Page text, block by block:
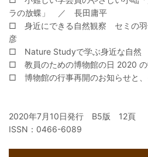
ラの放蝶」 ／ 長田庸平
□ 身近にできる自然観察 セミの
彦
□ Nature Studyで学ぶ身近な自
□ 教員のための博物館の日 2020 の
□ 博物館の行事再開のお知らせと、
2020年7月10日発行 B5版 12頁
ISSN：0466-6089